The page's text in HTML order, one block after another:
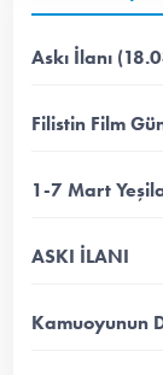
Askı İlanı
Filistin Film
1-7 Mart
ASKI İLANI
Kamuoyunun